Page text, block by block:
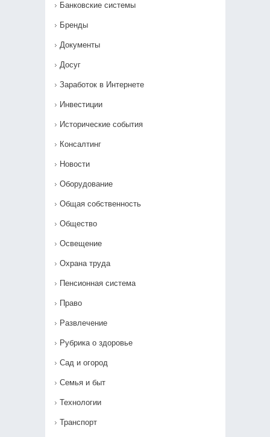
Банковские системы
Бренды
Документы
Досуг
Заработок в Интернете
Инвестиции
Исторические события
Консалтинг
Новости
Оборудование
Общая собственность
Общество
Освещение
Охрана труда
Пенсионная система
Право
Развлечение
Рубрика о здоровье
Сад и огород
Семья и быт
Технологии
Транспорт